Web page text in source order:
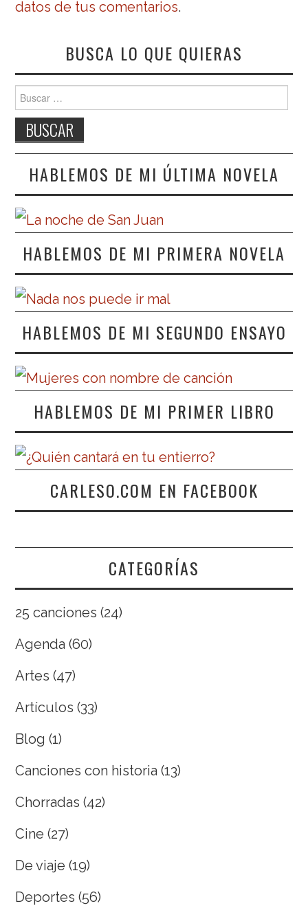
datos de tus comentarios.
BUSCA LO QUE QUIERAS
Buscar:
HABLEMOS DE MI ÚLTIMA NOVELA
HABLEMOS DE MI PRIMERA NOVELA
HABLEMOS DE MI SEGUNDO ENSAYO
HABLEMOS DE MI PRIMER LIBRO
CARLESO.COM EN FACEBOOK
CATEGORÍAS
25 canciones (24)
Agenda (60)
Artes (47)
Artículos (33)
Blog (1)
Canciones con historia (13)
Chorradas (42)
Cine (27)
De viaje (19)
Deportes (56)